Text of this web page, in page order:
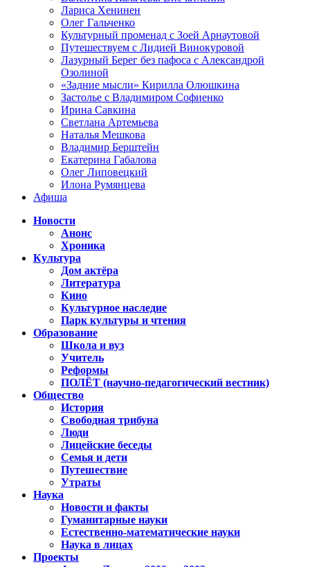
Лариса Хенинен
Олег Гальченко
Культурный променад с Зоей Арнаутовой
Путешествуем с Лидией Винокуровой
Лазурный Берег без пафоса с Александрой
Озолиной
«Задние мысли» Кирилла Олюшкина
Застолье с Владимиром Софиенко
Ирина Савкина
Светлана Артемьева
Наталья Мешкова
Владимир Берштейн
Екатерина Габалова
Олег Липовецкий
Илона Румянцева
Афиша
Новости
Анонс
Хроника
Культура
Дом актёра
Литература
Кино
Культурное наследие
Парк культуры и чтения
Образование
Школа и вуз
Учитель
Реформы
ПОЛЁТ (научно-педагогический вестник)
Общество
История
Свободная трибуна
Люди
Лицейские беседы
Семья и дети
Путешествие
Утраты
Наука
Новости и факты
Гуманитарные науки
Естественно-математические науки
Наука в лицах
Проекты